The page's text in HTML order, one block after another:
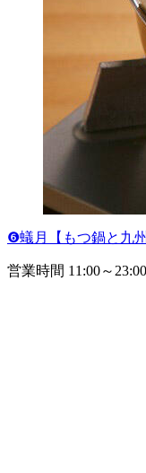
❻蟻月【もつ鍋と九州
営業時間 11:00～